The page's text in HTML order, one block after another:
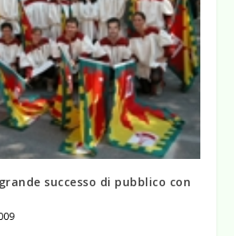
successo di pubblico con